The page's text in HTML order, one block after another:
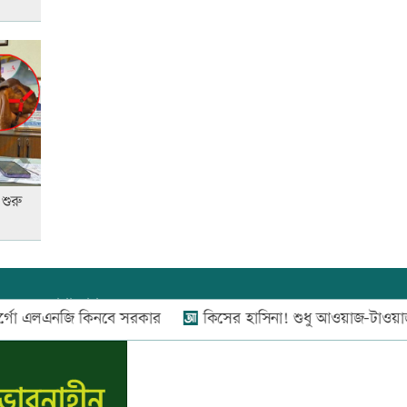
শুরু
জাতীয় প্রেমিকা দিবস আজ
যোগাযোগ:০২-৫৫১১১৬৬০,০১৬০০৩৪৪৩৭০-৭১,
নিউজ রুম:
০১৬০০৩৪৪৩৭২,
কিনবে সরকার কিসের হাসিনা! শুধু আওয়াজ-টাওয়াজ শোনা যায়: